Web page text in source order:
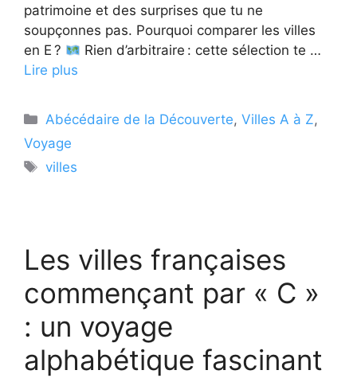
patrimoine et des surprises que tu ne
soupçonnes pas. Pourquoi comparer les villes
en E ?
Rien d’arbitraire : cette sélection te …
Lire plus
Catégories
Abécédaire de la Découverte,Villes A à Z,
Voyage
Étiquettes
villes
Les villes françaises
commençant par « C »
: un voyage
alphabétique fascinant